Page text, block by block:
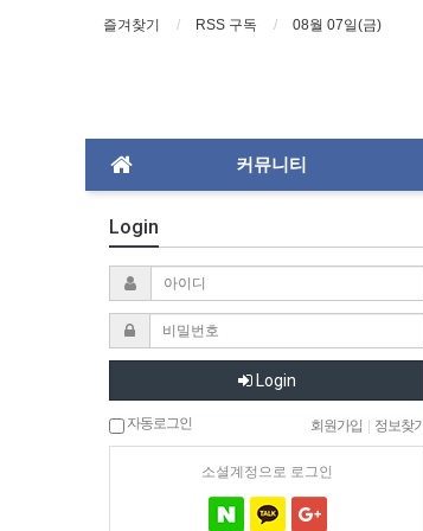
즐겨찾기 RSS 구독 08월 07일(금)
커뮤니티
Login
Login
자동로그인 회원가입 정보찾기
소셜계정으로 로그인